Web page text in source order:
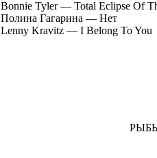
Bonnie Tyler— Total Eclipse Of
Полина Гагарина — Нет
Lenny Kravitz — I Belong To You